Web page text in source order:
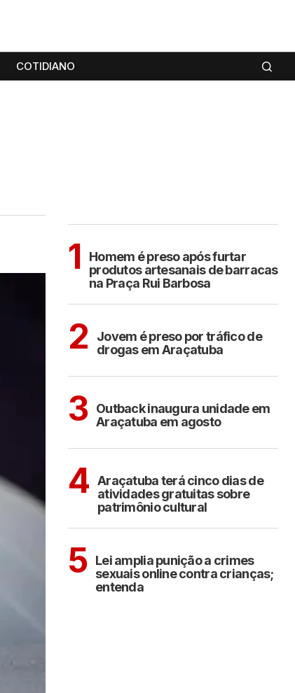
COTIDIANO
1
Homem é preso após furtar
produtos artesanais de barracas
na Praça Rui Barbosa
2
Jovem é preso por tráfico de
drogas em Araçatuba
3 Outback inaugura unidade em
Araçatuba em agosto
4 Araçatuba terá cinco dias de
atividades gratuitas sobre
patrimônio cultural
5 Lei amplia punição a crimes
sexuais online contra crianças;
entenda